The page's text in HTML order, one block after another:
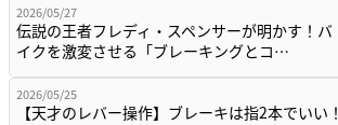
2026/05/27
伝説の王者フレディ・スペンサーが明かす！バ
イクを激変させる「ブレーキングとコ…
2026/05/25
【天才のレバー操作】ブレーキは指2本でいい！